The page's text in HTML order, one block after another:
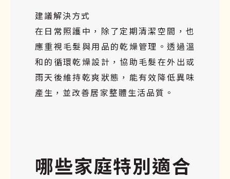
建議解決方式
在日常照護中，除了定期清潔空間，也
應重視毛髮與用品的乾燥管理。透過溫
和的循環乾燥設計，協助毛髮在外出或
雨天後維持乾爽狀態，能有效降低異味
產生，並改善居家整體生活品質。
哪些家庭特別適合